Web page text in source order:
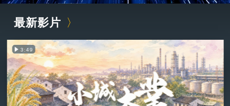
最新影片
3:49